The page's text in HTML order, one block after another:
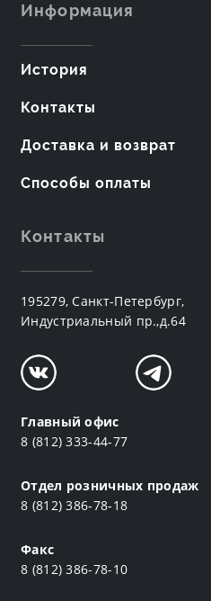
Информация
История
Контакты
Доставка и возврат
Способы оплаты
Контакты
195279, Санкт-Петербург,
Индустриальный пр.,д.64
Главный офис
8 (812) 333-44-77
Отдел розничных продаж
8 (812) 386-78-18
Факс
8 (812) 386-78-10